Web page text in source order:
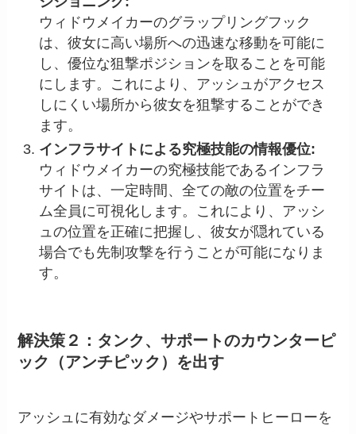
ウィドウメイカーのグラップリングフック
は、彼女に高い場所への迅速な移動を可能に
し、優位な狙撃ポジションを取ることを可能
にします。これにより、アッシュがアクセス
しにくい場所から彼女を狙撃することができ
ます。
インフラサイトによる究極技能の情報優位:
ウィドウメイカーの究極技能であるインフラ
サイトは、一定時間、全ての敵の位置をチー
ム全員に可視化します。これにより、アッシ
ュの位置を正確に把握し、彼女が隠れている
場合でも先制攻撃を行うことが可能になりま
す。
解決策２：タンク、サポートのカウンターピ
ック（アンチピック）を出す
アッシュに有効なダメージやサポートヒーローを